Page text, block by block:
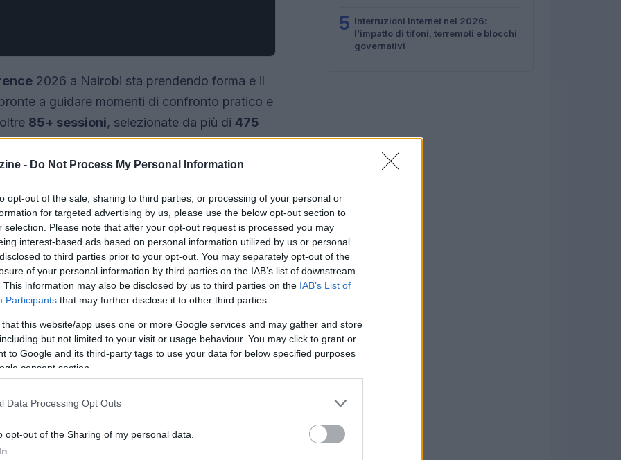
- Do Not Process My Personal Information
opt-out of the sale, sharing to third parties, or processing of your personal or
for targeted advertising by us, please use the below opt-out section to
selection. Please note that after your opt-out request is processed you may
interest-based ads based on personal information utilized by us or personal
to third parties prior to your opt-out. You may separately opt-out of the
of your personal information by third parties on the IAB’s list of downstream
This information may also be disclosed by us to third parties on the IAB’s List of
Participants that may further disclose it to other third parties.
that this website/app uses one or more Google services and may gather and store
but not limited to your visit or usage behaviour. You may click to grant or
to Google and its third-party tags to use your data for below specified purposes
consent section.
Data Processing Opt Outs
opt-out of the Sharing of my personal data.
2026 a Nairobi sta prendendo forma e il
a guidare momenti di confronto pratico e
85+ sessioni, selezionate da più di 475
degli abstract. In questo contesto, la
prezioso per mettere in connessione
produrre idee concrete per il settore.
5 Interruzioni Internet nel 2026:
l’impatto di tifoni, terremoti e blocchi
governativi